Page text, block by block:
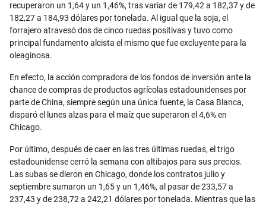
recuperaron un 1,64 y un 1,46%, tras variar de 179,42 a 182,37 y de
182,27 a 184,93 dólares por tonelada. Al igual que la soja, el
forrajero atravesó dos de cinco ruedas positivas y tuvo como
principal fundamento alcista el mismo que fue excluyente para la
oleaginosa.
En efecto, la acción compradora de los fondos de inversión ante la
chance de compras de productos agrícolas estadounidenses por
parte de China, siempre según una única fuente, la Casa Blanca,
disparó el lunes alzas para el maíz que superaron el 4,6% en
Chicago.
Por último, después de caer en las tres últimas ruedas, el trigo
estadounidense cerró la semana con altibajos para sus precios.
Las subas se dieron en Chicago, donde los contratos julio y
septiembre sumaron un 1,65 y un 1,46%, al pasar de 233,57 a
237,43 y de 238,72 a 242,21 dólares por tonelada. Mientras que las